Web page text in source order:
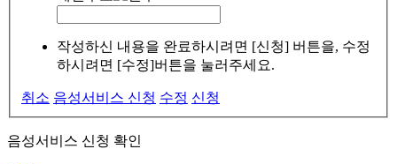
작성하신 내용을 완료하시려면 [신청] 버튼을, 수정
하시려면 [수정]버튼을 눌러주세요.
취소 음성서비스 신청 수정 신청
음성서비스 신청 확인